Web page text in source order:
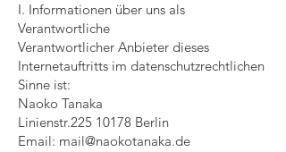
I. Informationen über uns als
Verantwortliche
Verantwortlicher Anbieter dieses
Internetauftritts im datenschutzrechtlichen
Sinne ist:
Naoko Tanaka
Linienstr.225 10178 Berlin
Email: mail@naokotanaka.de